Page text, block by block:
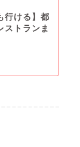
行ける】都
ストランま